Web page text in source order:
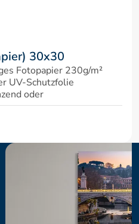
30x30
Fotopapier 230g/m²
UV-Schutzfolie
oder